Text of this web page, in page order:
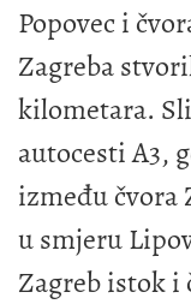
Popovec i
Zagreba
kilometara.
autocesti A3,
između čvora
u smjeru
Zagreb istok i